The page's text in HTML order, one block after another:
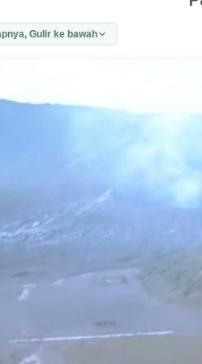
Gulir ke bawah